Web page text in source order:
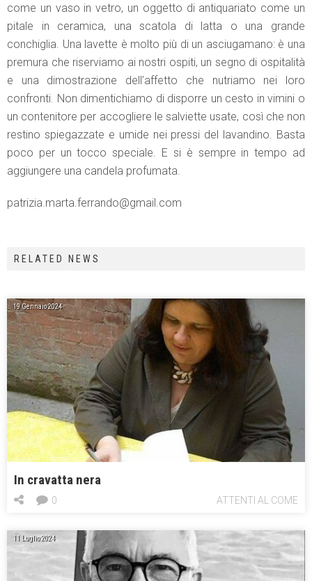
come un vaso in vetro, un oggetto di antiquariato come un
pitale in ceramica, una scatola di latta o una grande
conchiglia. Una lavette è molto più di un asciugamano: è una
premura che riserviamo ai nostri ospiti, un segno di ospitalità
e una dimostrazione dell’affetto che nutriamo nei loro
confronti. Non dimentichiamo di disporre un cesto in vimini o
un contenitore per accogliere le salviette usate, così che non
restino spiegazzate e umide nei pressi del lavandino. Basta
poco per un tocco speciale. E si è sempre in tempo ad
aggiungere una candela profumata.
patrizia.marta.ferrando@gmail.com
RELATED NEWS
19 Gennaio 2024
In cravatta nera
ATTENTI AL COME
0
11 Luglio 2024